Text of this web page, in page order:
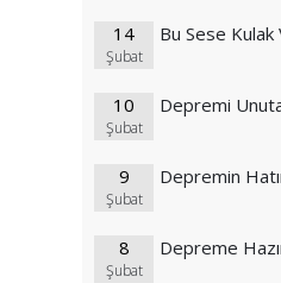
14
Şubat
Bu Sese Kulak
10
Şubat
Depremi
9
Şubat
Depremin
8
Şubat
Depreme